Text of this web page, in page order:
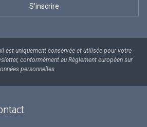
est uniquement conservée et utilisée pour votre
conformément au Règlement européen sur
personnelles.